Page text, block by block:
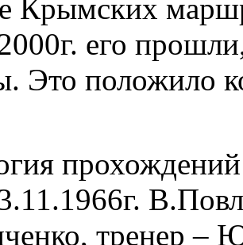
Крымских
его
Это положило
тренер –